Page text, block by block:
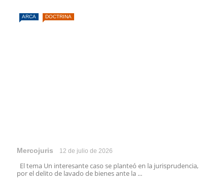
ARCA DOCTRINA
Mercojuris 12 de julio de 2026
El tema Un interesante caso se planteó en la jurisprudencia,
por el delito de lavado de bienes ante la ...